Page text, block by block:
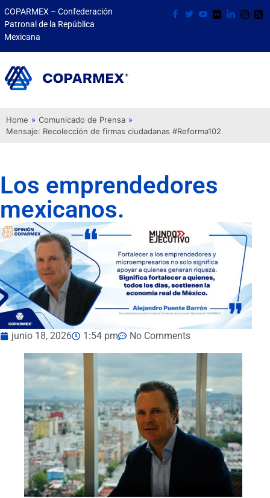
COPARMEX – Confederación
Patronal de la República
Mexicana
Home » Comunicado de Prensa »
Mensaje: Recolección de firmas ciudadanas #Reforma102
Los emprendedores
mexicanos.
junio 18, 2026 1:54 pm No Comments